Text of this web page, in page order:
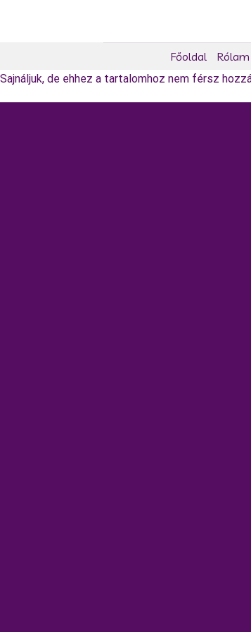
Főoldal Rólam
Sajnáljuk, de ehhez a tartalomhoz nem férsz